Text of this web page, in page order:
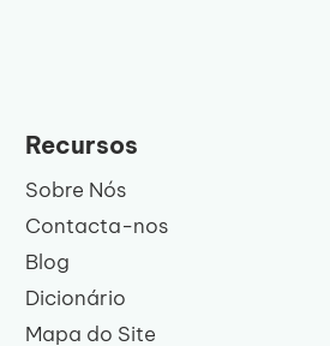
Recursos
Sobre Nós
Contacta-nos
Blog
Dicionário
Mapa do Site